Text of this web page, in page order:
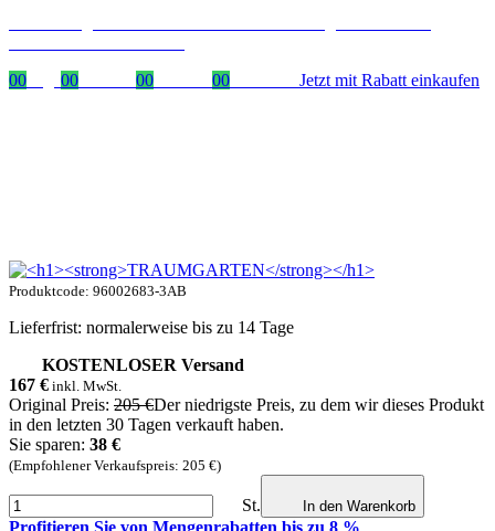
00
00 00 00 Jetzt mit Rabatt einkaufen
Produktcode: 96002683-3AB
Lieferfrist: normalerweise bis zu 14 Tage
KOSTENLOSER Versand
167 € inkl. MwSt.
Original Preis: 205 €Der niedrigste Preis, zu dem wir dieses Produkt
in den letzten 30 Tagen verkauft haben.
Sie sparen: 38 €
(Empfohlener Verkaufspreis: 205 €)
St. In den Warenkorb
Profitieren Sie von Mengenrabatten bis zu 8 %